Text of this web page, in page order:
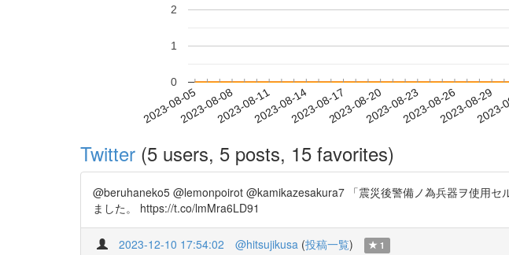
2023-08-052023-08-082023-08-112023-08-142023-08-172023-08-202023-08-232023-08-262023-08-29
0
1
2
Twitter (5 users, 5 posts, 15 favorites)
@beruhaneko5 @lemonpoirot @kamikazesakura7 「震災後警備ノ為兵器ヲ使用
ました。 https://t.co/lmMra6LD91
2023-12-10 17:54:02 @hitsujikusa (投稿一覧) 1